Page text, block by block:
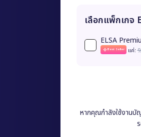
เลือกแพ็กเกจ
ELSA
Best Seller เเค่:
หากคุณกำลังใช้งานบั